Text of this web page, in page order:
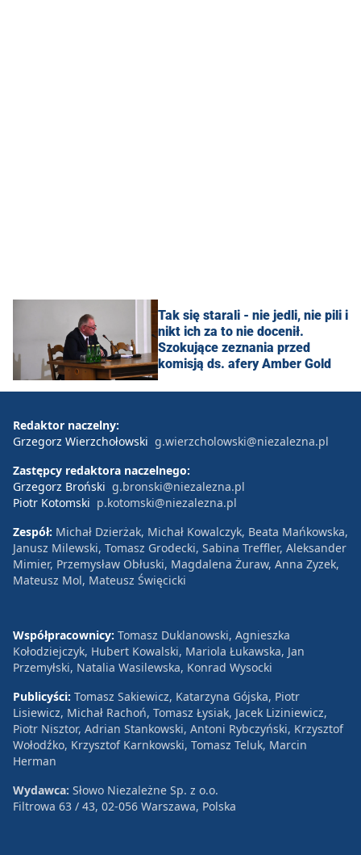
Tak się starali - nie jedli, nie pili i
nikt ich za to nie docenił.
Szokujące zeznania przed
komisją ds. afery Amber Gold
Redaktor naczelny:
Grzegorz Wierzchołowski g.wierzcholowski@niezalezna.pl
Zastępcy redaktora naczelnego:
Grzegorz Broński g.bronski@niezalezna.pl
Piotr Kotomski p.kotomski@niezalezna.pl
Zespół: Michał Dzierżak, Michał Kowalczyk, Beata Mańkowska,
Janusz Milewski, Tomasz Grodecki, Sabina Treffler, Aleksander
Mimier, Przemysław Obłuski, Magdalena Żuraw, Anna Zyzek,
Mateusz Mol, Mateusz Święcicki
Współpracownicy: Tomasz Duklanowski, Agnieszka
Kołodziejczyk, Hubert Kowalski, Mariola Łukawska, Jan
Przemyłski, Natalia Wasilewska, Konrad Wysocki
Publicyści: Tomasz Sakiewicz, Katarzyna Gójska, Piotr
Lisiewicz, Michał Rachoń, Tomasz Łysiak, Jacek Liziniewicz,
Piotr Nisztor, Adrian Stankowski, Antoni Rybczyński, Krzysztof
Wołodźko, Krzysztof Karnkowski, Tomasz Teluk, Marcin
Herman
Wydawca: Słowo Niezależne Sp. z o.o.
Filtrowa 63 / 43, 02-056 Warszawa, Polska